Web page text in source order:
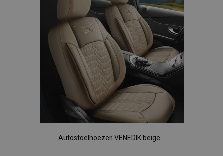
verlanglijst
Autostoelhoezen VENEDIK beige